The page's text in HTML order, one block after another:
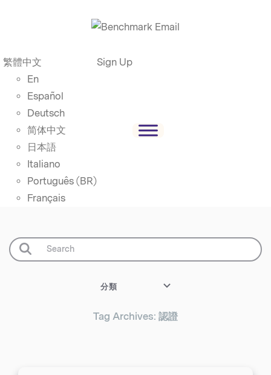
繁體中文
En
Español
Deutsch
简体中文
日本語
Italiano
Português (BR)
Français
Sign Up
分類
Tag Archives: 認證